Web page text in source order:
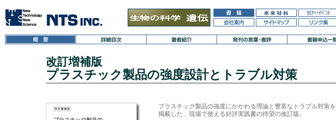
改訂増補版
プラスチック製品の強度設計とトラブル対策
プラスチック製品の強度にかかわる理論と豊富なトラブル対策を
掲載した、現場で使える好評実践書の待望の改訂版。